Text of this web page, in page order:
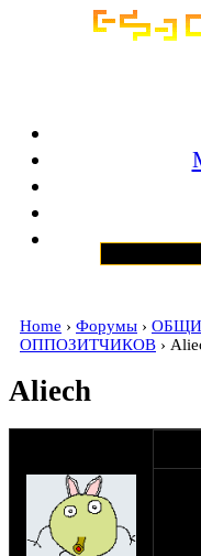
Home › Форумы ›
ОППОЗИТЧИКОВ ›
Aliech